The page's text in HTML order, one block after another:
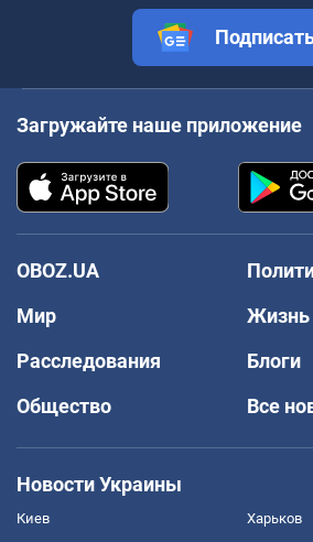
Загружайте наше приложение
OBOZ.UA
Мир
Жизнь
Расследования
Блоги
Общество
Все
Новости Украины
Киев Харьков